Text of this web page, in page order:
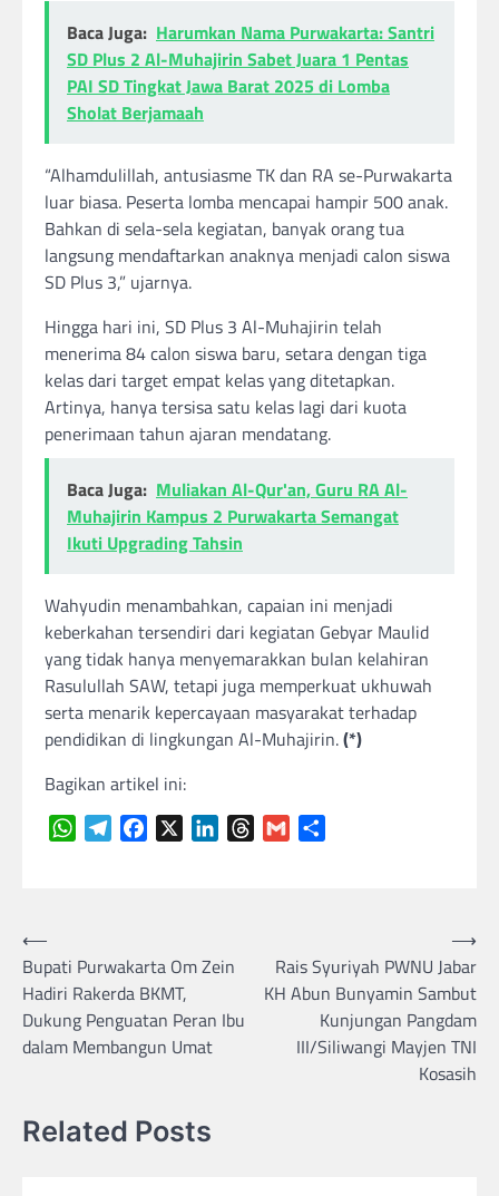
Baca Juga: Harumkan Nama Purwakarta: Santri
SD Plus 2 Al-Muhajirin Sabet Juara 1 Pentas
PAI SD Tingkat Jawa Barat 2025 di Lomba
Sholat Berjamaah
“Alhamdulillah, antusiasme TK dan RA se-Purwakarta
luar biasa. Peserta lomba mencapai hampir 500 anak.
Bahkan di sela-sela kegiatan, banyak orang tua
langsung mendaftarkan anaknya menjadi calon siswa
SD Plus 3,” ujarnya.
Hingga hari ini, SD Plus 3 Al-Muhajirin telah
menerima 84 calon siswa baru, setara dengan tiga
kelas dari target empat kelas yang ditetapkan.
Artinya, hanya tersisa satu kelas lagi dari kuota
penerimaan tahun ajaran mendatang.
Baca Juga: Muliakan Al-Qur'an, Guru RA Al-
Muhajirin Kampus 2 Purwakarta Semangat
Ikuti Upgrading Tahsin
Wahyudin menambahkan, capaian ini menjadi
keberkahan tersendiri dari kegiatan Gebyar Maulid
yang tidak hanya menyemarakkan bulan kelahiran
Rasulullah SAW, tetapi juga memperkuat ukhuwah
serta menarik kepercayaan masyarakat terhadap
pendidikan di lingkungan Al-Muhajirin.(*)
Bagikan artikel ini:
WhatsAppTelegramFacebook LinkedInThreads
Gmail
Navigasi
pos
⟵
Bupati Purwakarta Om Zein
Hadiri Rakerda BKMT,
Dukung Penguatan Peran Ibu
dalam Membangun Umat
Rais Syuriyah PWNU Jabar
KH Abun Bunyamin Sambut
Kunjungan Pangdam
III/Siliwangi Mayjen TNI
Kosasih
⟶
Related Posts